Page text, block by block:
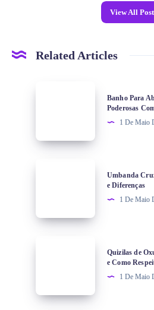
View All
Related Articles
Banho Para
Poderosas
1 De Maio
Umbanda
e Diferenças
1 De Maio
Quizilas de
e Como
1 De Maio